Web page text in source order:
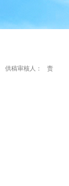
供稿审核人：
责